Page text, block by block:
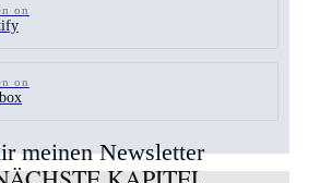
on
on
meinen Newsletter